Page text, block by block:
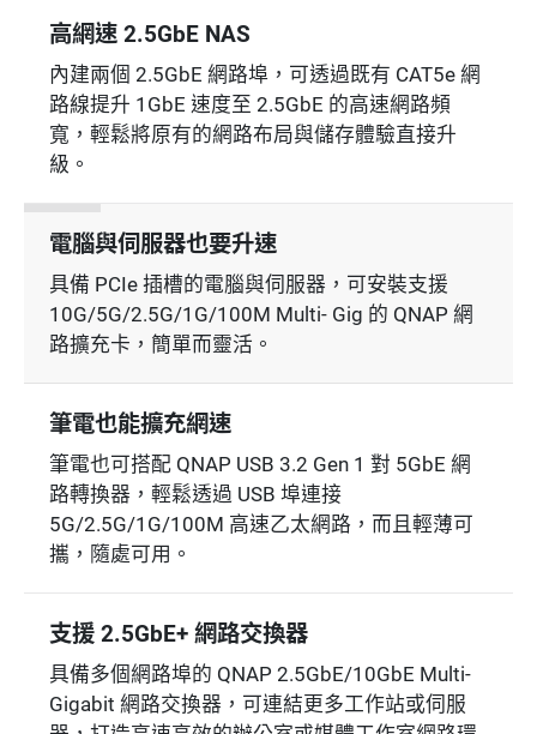
高網速 2.5GbE NAS
內建兩個 2.5GbE 網路埠，可透過既有 CAT5e 網
路線提升 1GbE 速度至 2.5GbE 的高速網路頻
寬，輕鬆將原有的網路布局與儲存體驗直接升
級。
電腦與伺服器也要升速
具備 PCIe 插槽的電腦與伺服器，可安裝支援
10G/5G/2.5G/1G/100M Multi- Gig 的 QNAP 網
路擴充卡，簡單而靈活。
筆電也能擴充網速
筆電也可搭配 QNAP USB 3.2 Gen 1 對 5GbE 網
路轉換器，輕鬆透過 USB 埠連接
5G/2.5G/1G/100M 高速乙太網路，而且輕薄可
攜，隨處可用。
支援 2.5GbE+ 網路交換器
具備多個網路埠的 QNAP 2.5GbE/10GbE Multi-
Gigabit 網路交換器，可連結更多工作站或伺服